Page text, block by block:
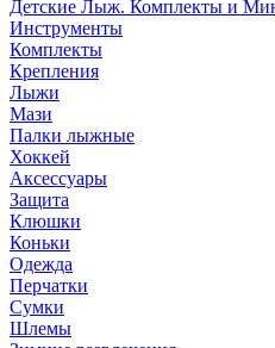
Детские Лыж. Комплекты и
Инструменты
Комплекты
Крепления
Лыжи
Мази
Палки лыжные
Хоккей
Аксессуары
Защита
Клюшки
Коньки
Одежда
Перчатки
Сумки
Шлемы